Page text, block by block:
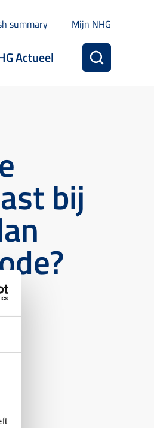
summary Mijn NHG
Actueel
bij